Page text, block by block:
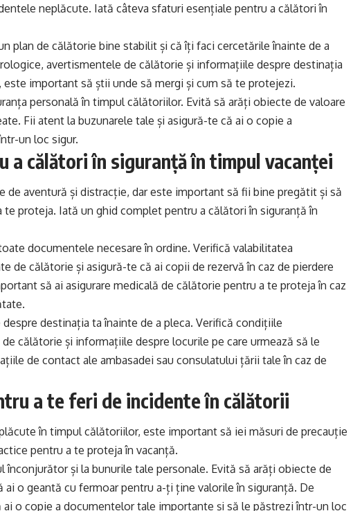
neplăcute. Iată câteva sfaturi esențiale pentru a călători în
plan de călătorie bine stabilit și că îți faci cercetările înainte de a
avertismentele de călătorie și informațiile despre destinația
important să știi unde să mergi și cum să te protejezi.
personală în timpul călătoriilor. Evită să arăți obiecte de valoare
Fii atent la buzunarele tale și asigură-te că ai o copie a
un loc sigur.
a călători în siguranță în timpul vacanței
de aventură și distracție, dar este important să fii bine pregătit și să
te proteja. Iată un ghid complet pentru a călători în siguranță în
documentele necesare în ordine. Verifică valabilitatea
de călătorie și asigură-te că ai copii de rezervă în caz de pierdere
să ai asigurare medicală de călătorie pentru a te proteja în caz
destinația ta înainte de a pleca. Verifică condițiile
călătorie și informațiile despre locurile pe care urmează să le
de contact ale ambasadei sau consulatului țării tale în caz de
a te feri de incidente în călătorii
în timpul călătoriilor, este important să iei măsuri de precauție
pentru a te proteja în vacanță.
înconjurător și la bunurile tale personale. Evită să arăți obiecte de
ai o geantă cu fermoar pentru a-ți ține valorile în siguranță. De
ai o copie a documentelor tale importante și să le păstrezi într-un loc